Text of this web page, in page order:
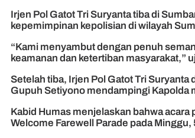
Irjen Pol Gatot Tri Suryanta tiba di
kepemimpinan kepolisian di wilayah
“Kami menyambut dengan penuh
keamanan dan ketertiban masyarakat,”
Setelah tiba, Irjen Pol Gatot Tri
Gupuh Setiyono mendampingi Kapolda
Kabid Humas menjelaskan bahwa acara
Welcome Farewell Parade pada